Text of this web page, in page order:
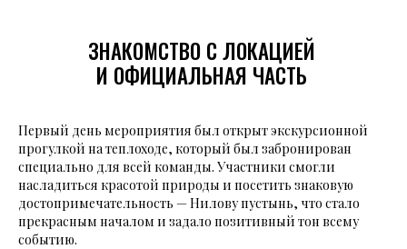
ЗНАКОМСТВО С ЛОКАЦИЕЙ
И ОФИЦИАЛЬНАЯ ЧАСТЬ
Первый день мероприятия был открыт экскурсионной
прогулкой на теплоходе, который был забронирован
специально для всей команды. Участники смогли
насладиться красотой природы и посетить знаковую
достопримечательность — Нилову пустынь, что стало
прекрасным началом и задало позитивный тон всему
событию.